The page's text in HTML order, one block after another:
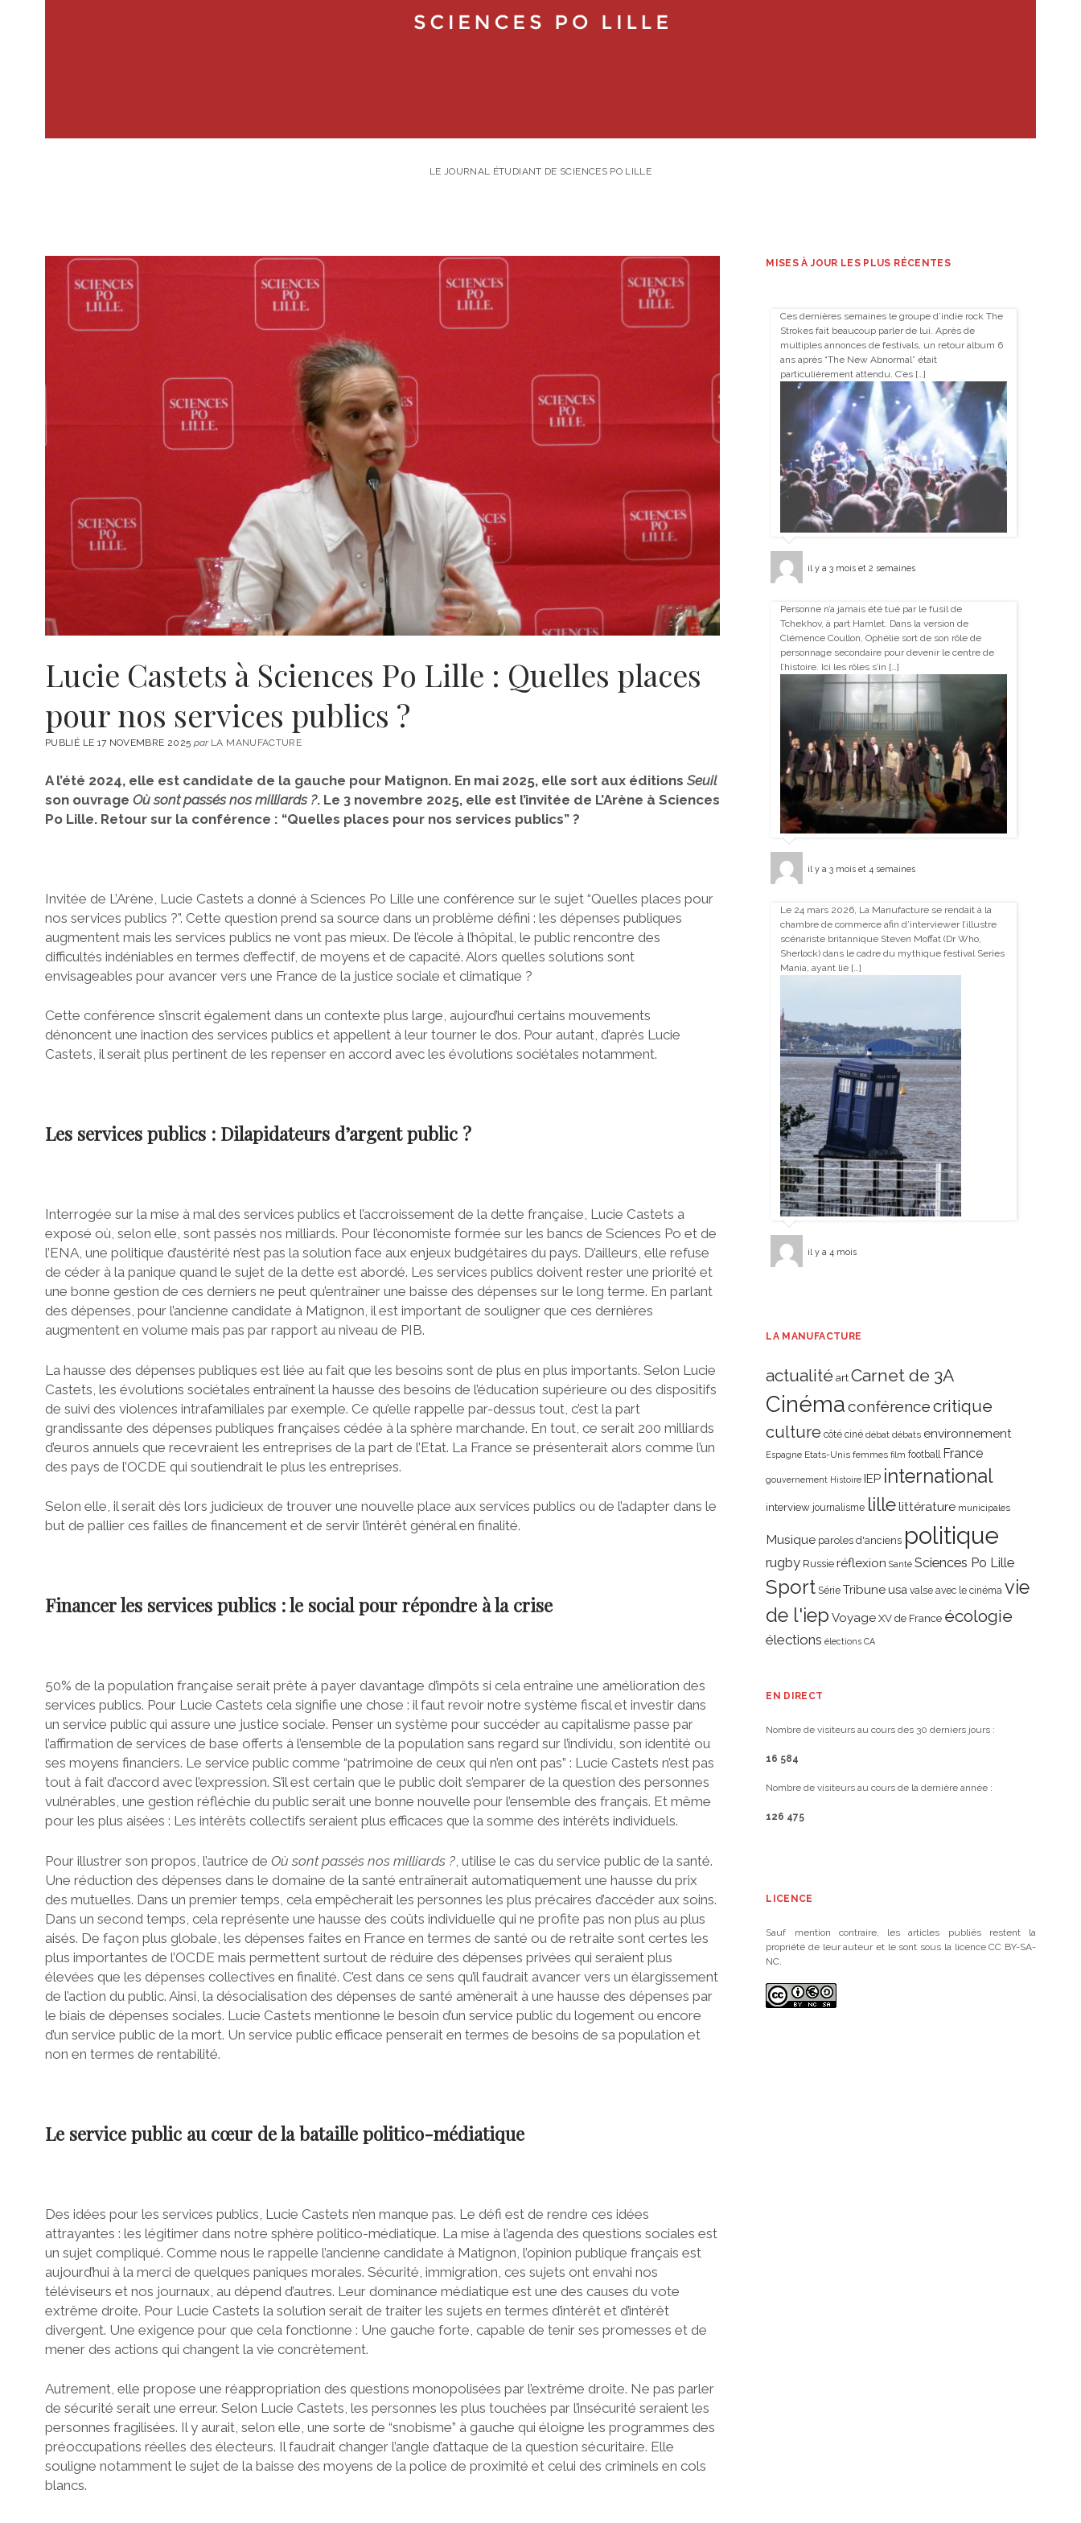
LE JOURNAL ÉTUDIANT DE SCIENCES PO LILLE
Lucie Castets à Sciences Po Lille : Quelles places
pour nos services publics ?
PUBLIÉ LE 17 NOVEMBRE 2025 parLA MANUFACTURE
A l’été 2024, elle est candidate de la gauche pour Matignon. En mai 2025, elle sort aux éditions Seuil
son ouvrage Où sont passés nos milliards ?. Le 3 novembre 2025, elle est l’invitée de L’Arène à Sciences
Po Lille. Retour sur la conférence : “Quelles places pour nos services publics” ?
Invitée de L’Arène, Lucie Castets a donné à Sciences Po Lille une conférence sur le sujet “Quelles places pour
nos services publics ?”. Cette question prend sa source dans un problème défini : les dépenses publiques
augmentent mais les services publics ne vont pas mieux. De l’école à l’hôpital, le public rencontre des
difficultés indéniables en termes d’effectif, de moyens et de capacité. Alors quelles solutions sont
envisageables pour avancer vers une France de la justice sociale et climatique ?
Cette conférence s’inscrit également dans un contexte plus large, aujourd’hui certains mouvements
dénoncent une inaction des services publics et appellent à leur tourner le dos. Pour autant, d’après Lucie
Castets, il serait plus pertinent de les repenser en accord avec les évolutions sociétales notamment.
Les services publics : Dilapidateurs d’argent public ?
Interrogée sur la mise à mal des services publics et l’accroissement de la dette française, Lucie Castets a
exposé où, selon elle, sont passés nos milliards. Pour l’économiste formée sur les bancs de Sciences Po et de
l’ENA, une politique d’austérité n’est pas la solution face aux enjeux budgétaires du pays. D’ailleurs, elle refuse
de céder à la panique quand le sujet de la dette est abordé. Les services publics doivent rester une priorité et
une bonne gestion de ces derniers ne peut qu’entraîner une baisse des dépenses sur le long terme. En parlant
des dépenses, pour l’ancienne candidate à Matignon, il est important de souligner que ces dernières
augmentent en volume mais pas par rapport au niveau de PIB.
La hausse des dépenses publiques est liée au fait que les besoins sont de plus en plus importants. Selon Lucie
Castets, les évolutions sociétales entraînent la hausse des besoins de l’éducation supérieure ou des dispositifs
de suivi des violences intrafamiliales par exemple. Ce qu’elle rappelle par-dessus tout, c’est la part
grandissante des dépenses publiques françaises cédée à la sphère marchande. En tout, ce serait 200 milliards
d’euros annuels que recevraient les entreprises de la part de l’Etat. La France se présenterait alors comme l’un
des pays de l’OCDE qui soutiendrait le plus les entreprises.
Selon elle, il serait dès lors judicieux de trouver une nouvelle place aux services publics ou de l’adapter dans le
but de pallier ces failles de financement et de servir l’intérêt général en finalité.
Financer les services publics : le social pour répondre à la crise
50% de la population française serait prête à payer davantage d’impôts si cela entraîne une amélioration des
services publics. Pour Lucie Castets cela signifie une chose : il faut revoir notre système fiscal et investir dans
un service public qui assure une justice sociale. Penser un système pour succéder au capitalisme passe par
l’affirmation de services de base offerts à l’ensemble de la population sans regard sur l’individu, son identité ou
ses moyens financiers. Le service public comme “patrimoine de ceux qui n’en ont pas” : Lucie Castets n’est pas
tout à fait d’accord avec l’expression. S’il est certain que le public doit s’emparer de la question des personnes
vulnérables, une gestion réfléchie du public serait une bonne nouvelle pour l’ensemble des français. Et même
pour les plus aisées : Les intérêts collectifs seraient plus efficaces que la somme des intérêts individuels.
Pour illustrer son propos, l’autrice de Où sont passés nos milliards ? , utilise le cas du service public de la santé.
Une réduction des dépenses dans le domaine de la santé entraînerait automatiquement une hausse du prix
des mutuelles. Dans un premier temps, cela empêcherait les personnes les plus précaires d’accéder aux soins.
Dans un second temps, cela représente une hausse des coûts individuelle qui ne profite pas non plus au plus
aisés. De façon plus globale, les dépenses faites en France en termes de santé ou de retraite sont certes les
plus importantes de l’OCDE mais permettent surtout de réduire des dépenses privées qui seraient plus
élevées que les dépenses collectives en finalité. C’est dans ce sens qu’il faudrait avancer vers un élargissement
de l’action du public. Ainsi, la désocialisation des dépenses de santé amènerait à une hausse des dépenses par
le biais de dépenses sociales. Lucie Castets mentionne le besoin d’un service public du logement ou encore
d’un service public de la mort. Un service public efficace penserait en termes de besoins de sa population et
non en termes de rentabilité.
Le service public au cœur de la bataille politico-médiatique
Des idées pour les services publics, Lucie Castets n’en manque pas. Le défi est de rendre ces idées
attrayantes : les légitimer dans notre sphère politico-médiatique. La mise à l’agenda des questions sociales est
un sujet compliqué. Comme nous le rappelle l’ancienne candidate à Matignon, l’opinion publique français est
aujourd’hui à la merci de quelques paniques morales. Sécurité, immigration, ces sujets ont envahi nos
téléviseurs et nos journaux, au dépend d’autres. Leur dominance médiatique est une des causes du vote
extrême droite. Pour Lucie Castets la solution serait de traiter les sujets en termes d’intérêt et d’intérêt
divergent. Une exigence pour que cela fonctionne : Une gauche forte, capable de tenir ses promesses et de
mener des actions qui changent la vie concrètement.
Autrement, elle propose une réappropriation des questions monopolisées par l’extrême droite. Ne pas parler
de sécurité serait une erreur. Selon Lucie Castets, les personnes les plus touchées par l’insécurité seraient les
personnes fragilisées. Il y aurait, selon elle, une sorte de “snobisme” à gauche qui éloigne les programmes des
préoccupations réelles des électeurs. Il faudrait changer l’angle d’attaque de la question sécuritaire. Elle
souligne notamment le sujet de la baisse des moyens de la police de proximité et celui des criminels en cols
blancs.
MISES À JOUR LES PLUS RÉCENTES
Ces dernières semaines le groupe d’indie rock The
Strokes fait beaucoup parler de lui. Après de
multiples annonces de festivals, un retour album 6
ans après “The New Abnormal” était
particulièrement attendu. C’es […]
il y a 3 mois et 2 semaines
Personne n’a jamais été tué par le fusil de
Tchekhov, à part Hamlet. Dans la version de
Clémence Coullon, Ophélie sort de son rôle de
personnage secondaire pour devenir le centre de
l’histoire. Ici les rôles s’in […]
il y a 3 mois et 4 semaines
Le 24 mars 2026, La Manufacture se rendait à la
chambre de commerce afin d’interviewer l’illustre
scénariste britannique Steven Moffat (Dr Who,
Sherlock) dans le cadre du mythique festival Series
Mania, ayant lie […]
il y a 4 mois
LA MANUFACTURE
actualité art Carnet de 3A
Cinémaconférencecritique
culture côté ciné débat débats environnement
Espagne Etats-Unis femmes film football France
gouvernement Histoire IEP international
interview journalisme lillelittérature municipales
Musique paroles d'anciens politique
rugby Russie réflexion Santé Sciences Po Lille
Sport Série Tribune usa valse avec le cinéma vie
de l'iep Voyage XV de France écologie
élections élections CA
EN DIRECT
Nombre de visiteurs au cours des 30 derniers jours :
16 584
Nombre de visiteurs au cours de la dernière année :
126 475
LICENCE
Sauf mention contraire, les articles publiés restent la
propriété de leur auteur et le sont sous la licence CC BY-SA-
NC.